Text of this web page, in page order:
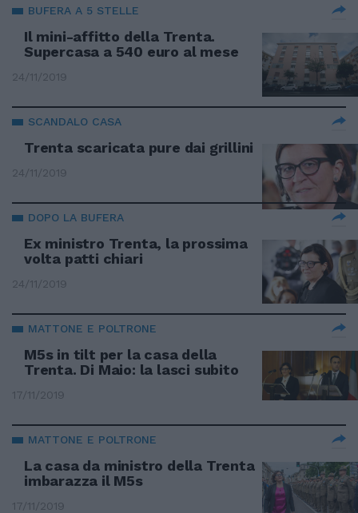
BUFERA A 5 STELLE
Il mini-affitto della Trenta.
Supercasa a 540 euro al mese
24/11/2019
SCANDALO CASA
Trenta scaricata pure dai grillini
24/11/2019
DOPO LA BUFERA
Ex ministro Trenta, la prossima
volta patti chiari
24/11/2019
MATTONE E POLTRONE
M5s in tilt per la casa della
Trenta. Di Maio: la lasci subito
17/11/2019
MATTONE E POLTRONE
La casa da ministro della Trenta
imbarazza il M5s
17/11/2019